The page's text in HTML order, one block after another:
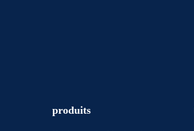
produits